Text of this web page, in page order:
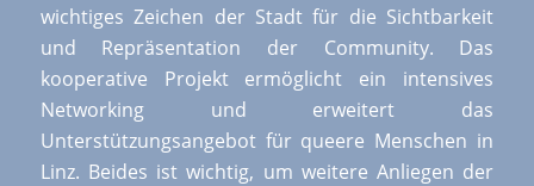
wichtiges Zeichen der Stadt für die Sichtbarkeit
und Repräsentation der Community. Das
kooperative Projekt ermöglicht ein intensives
Networking und erweitert das
Unterstützungsangebot für queere Menschen in
Linz. Beides ist wichtig, um weitere Anliegen der